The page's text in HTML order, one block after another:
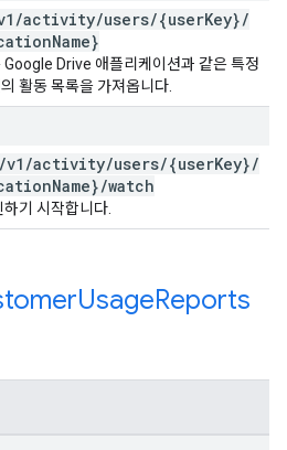
/activity/users/{userKey}/
Name}
Drive 애플리케이션과 같은 특정
활동 목록을 가져옵니다.
/v1 /activity/users/{userKey}/
Name}/watch
기 시작합니다.
UsageReports